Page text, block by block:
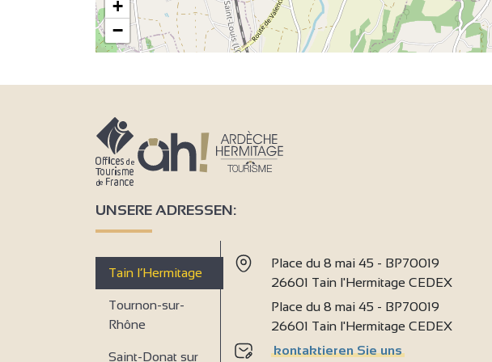
4
+
−
UNSERE ADRESSEN:
Tain l’Hermitage
Tournon-sur-
Rhône
Saint-Donat sur
Place du 8 mai 45 - BP70019
26601 Tain l'Hermitage CEDEX
Place du 8 mai 45 - BP70019
26601 Tain l'Hermitage CEDEX
kontaktieren Sie uns